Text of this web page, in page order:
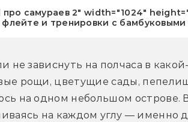
про самураев 2" width="1024"
флейте и тренировки с
не зависнуть на полчаса в
рощи, цветущие сады,
на одном небольшом острове.
на каждом углу — именно